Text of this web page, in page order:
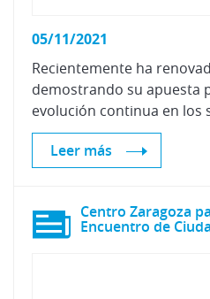
05/11/2021
Recientemente ha
demostrando su apuesta
Leer más
Centro Zaragoza
Encuentro de